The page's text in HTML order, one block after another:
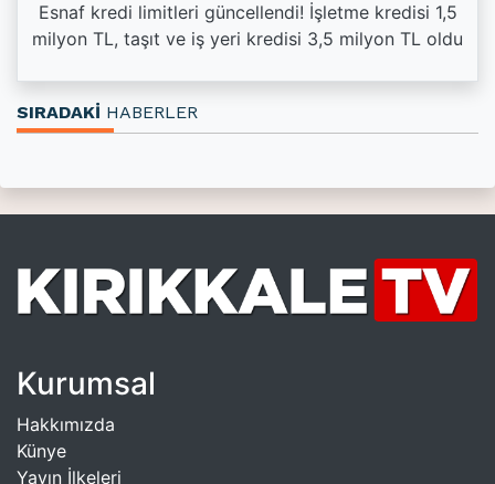
Esnaf kredi limitleri güncellendi! İşletme kredisi 1,5
milyon TL, taşıt ve iş yeri kredisi 3,5 milyon TL oldu
SIRADAKİ HABERLER
Kurumsal
Hakkımızda
Künye
Yayın İlkeleri